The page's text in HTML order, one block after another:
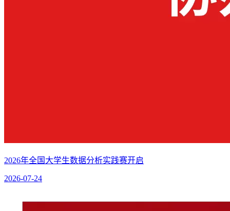
2026年全国大学生数据分析实践赛开启
2026-07-24